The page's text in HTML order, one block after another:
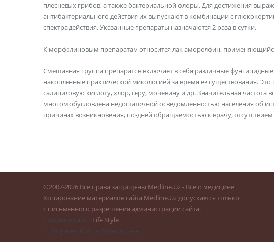
плесневых грибов, а также бактериальной флоры. Для достижения
антибактериального действия их выпускают в комбинации с
спектра действия. Указанные препараты назначаются 2 раза в сутки.
К морфолиновым препаратам относится лак аморолфин,
Смешанная группа препаратов включает в себя различные фунгицидные
накопленные практической микологией за время ее существования.
салициловую кислоту, хлор, серу, мочевину и др. Значительная частота
многом обусловлена недостаточной осведомленностью населения об
причинах возникновения, поздней обращаемостью к врачу,
©2007-2026 Все права защищены Medline.Uz - Все о медицине
Копирование материалов сайта Medline.Uz допускается только
с письменного разрешения администрации сайта.
Создание сайта Life Style
IT Blog все об ИТ в Узбекистане